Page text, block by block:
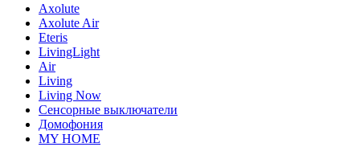
Axolute
Axolute Air
Eteris
LivingLight
Air
Living
Living Now
Сенсорные выключатели
Домофония
MY HOME